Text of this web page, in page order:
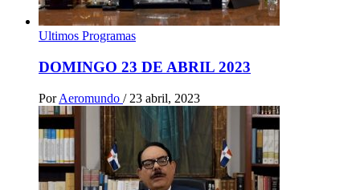
Ultimos Programas
DOMINGO 23 DE ABRIL 2023
Por Aeromundo / 23 abril, 2023